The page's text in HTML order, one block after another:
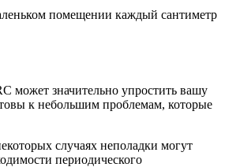
помещении каждый сантиметр
может значительно упростить вашу
к небольшим проблемам, которые
случаях неполадки могут
периодического